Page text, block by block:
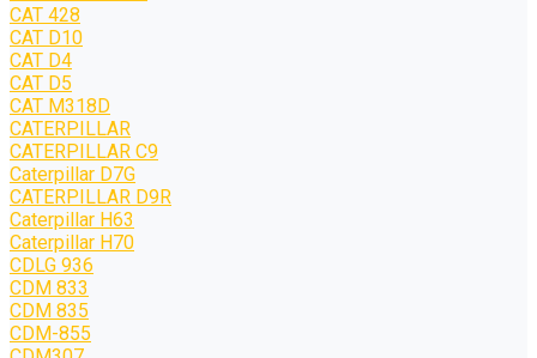
CAT 428
CAT D10
CAT D4
CAT D5
CAT M318D
CATERPILLAR
CATERPILLAR C9
Caterpillar D7G
CATERPILLAR D9R
Caterpillar H63
Caterpillar H70
CDLG 936
CDM 833
CDM 835
CDM-855